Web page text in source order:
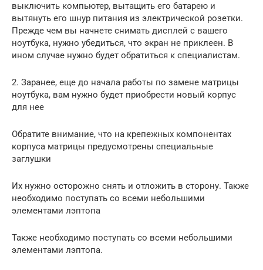
выключить компьютер, вытащить его батарею и
вытянуть его шнур питания из электрической розетки.
Прежде чем вы начнете снимать дисплей с вашего
ноутбука, нужно убедиться, что экран не приклеен. В
ином случае нужно будет обратиться к специалистам.
2. Заранее, еще до начала работы по замене матрицы
ноутбука, вам нужно будет приобрести новый корпус
для нее
Обратите внимание, что на крепежных компонентах
корпуса матрицы предусмотрены специальные
заглушки
Их нужно осторожно снять и отложить в сторону. Также
необходимо поступать со всеми небольшими
элементами лэптопа
Также необходимо поступать со всеми небольшими
элементами лэптопа.